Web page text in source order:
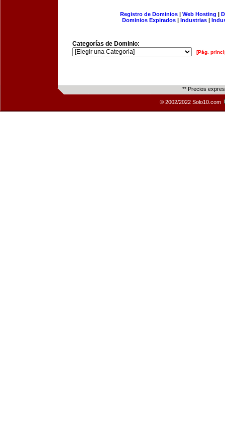
Registro de Dominios| Web Hosting |
Dominios Expirados | Industrias |
Categorías de Dominio:
[Pág.
** Precios
© 2002/2022 Solo10.com